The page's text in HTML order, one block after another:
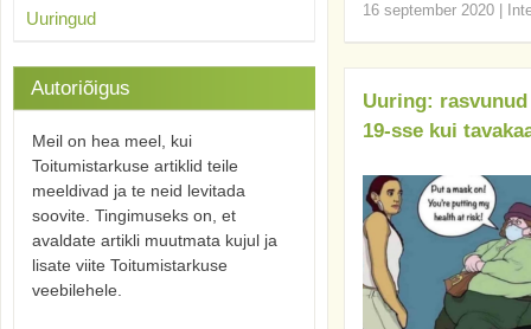
16 september 2020
Uuring:
19-sse kui
Uuringud
Autoriõigus
Meil on hea meel, kui
Toitumistarkuse artiklid teile
meeldivad ja te neid levitada
soovite. Tingimuseks on, et
avaldate artikli muutmata kujul ja
lisate viite Toitumistarkuse
veebilehele.